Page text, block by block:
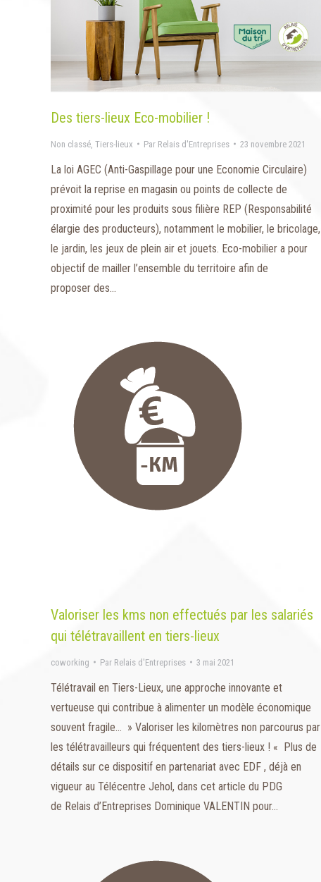
Des tiers-lieux Eco-mobilier !
Non classé Tiers-lieux Par Relais d'Entreprises 23 novembre 2021
La loi AGEC (Anti-Gaspillage pour une Economie Circulaire)
prévoit la reprise en magasin ou points de collecte de
proximité pour les produits sous filière REP (Responsabilité
élargie des producteurs), notamment le mobilier, le bricolage,
le jardin, les jeux de plein air et jouets. Eco-mobilier a pour
objectif de mailler l’ensemble du territoire afin de
proposer des…
Valoriser les kms non effectués par les salariés
qui télétravaillent en tiers-lieux
coworking Par Relais d'Entreprises 3 mai 2021
Télétravail en Tiers-Lieux, une approche innovante et
vertueuse qui contribue à alimenter un modèle économique
souvent fragile… » Valoriser les kilomètres non parcourus par
les télétravailleurs qui fréquentent des tiers-lieux ! « Plus de
détails sur ce dispositif en partenariat avec EDF , déjà en
vigueur au Télécentre Jehol, dans cet article du PDG
de Relais d’Entreprises Dominique VALENTIN pour…